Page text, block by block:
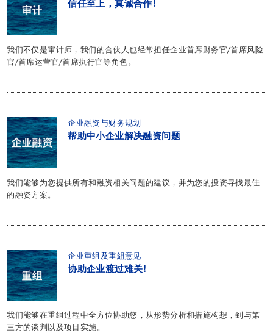
信任至上，真诚合作!
我们不仅是审计师，我们的合伙人也经常担任企业首席财务官/首席风险
官/首席运营官/首席执行官等角色。
企业融资与财务规划
帮助中小企业解决融资问题
我们能够为您提供所有和融资相关问题的建议，并为您的投资寻找最佳
的融资方案。
企业重组及重組意见
协助企业渡过难关!
我们能够在重组过程中全方位协助您，从形势分析和措施构想，到与第
三方的谈判以及项目实施。